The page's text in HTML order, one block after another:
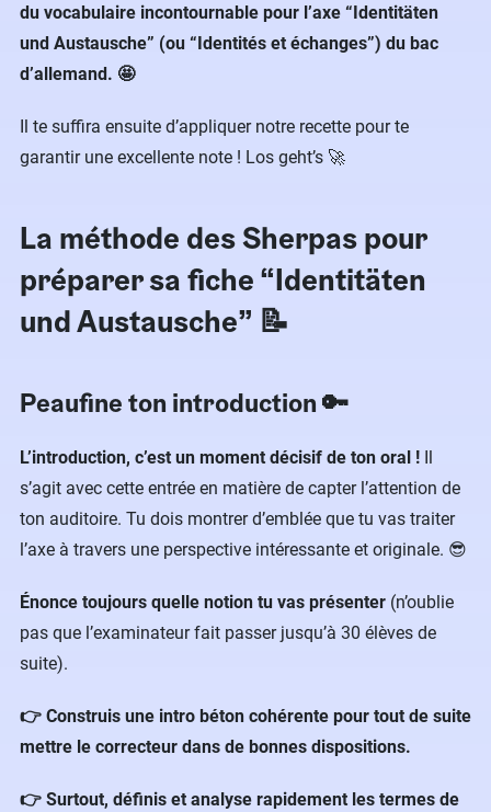
du vocabulaire incontournable pour l’axe “Identitäten
und Austausche” (ou “Identités et échanges”) du bac
d’allemand. 🤩
Il te suffira ensuite d’appliquer notre recette pour te
garantir une excellente note ! Los geht’s 🚀
La méthode des Sherpas pour
préparer sa fiche “Identitäten
und Austausche” 📝
Peaufine ton introduction 🔑
L’introduction, c’est un moment décisif de ton oral ! Il
s’agit avec cette entrée en matière de capter l’attention de
ton auditoire. Tu dois montrer d’emblée que tu vas traiter
l’axe à travers une perspective intéressante et originale. 😎
Énonce toujours quelle notion tu vas présenter (n’oublie
pas que l’examinateur fait passer jusqu’à 30 élèves de
suite).
👉 Construis une intro béton cohérente pour tout de suite
mettre le correcteur dans de bonnes dispositions.
👉 Surtout, définis et analyse rapidement les termes de